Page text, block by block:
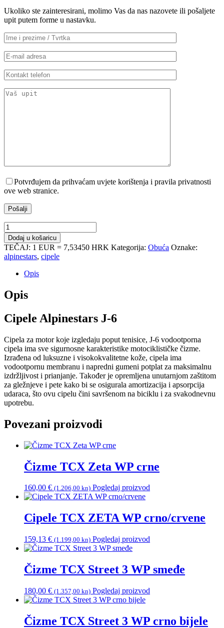
Ukoliko ste zainteresirani, molimo Vas da nas nazovete ili pošaljete
upit putem forme u nastavku.
Potvrđujem da prihvaćam uvjete korištenja i pravila privatnosti
ove web stranice.
Cipele
Alpinestars
J-
6
količina
Dodaj u košaricu
TEČAJ: 1 EUR = 7,53450 HRK Kategorija: Obuća Oznake:
alpinestars, cipele
Opis
Opis
Cipele Alpinestars J-6
Cipela za motor koje izgledaju poput tenisice, J-6 vodootporna
cipela ima sve sigurnosne karakteristike motociklističke čizme.
Izrađena od luksuzne i visokokvalitetne kože, cipela ima
vodootpornu membranu i napredni gumeni potplat za maksimalnu
izdržljivost i prianjanje. Također je opremljena unutarnjom zaštitom
za gležnjeve i pete kako bi se osigurala amortizacija i apsorpcija
udaraca, što ovu cipelu čini savršenom na biciklu i za svakodnevnu
upotrebu.
Povezani proizvodi
Čizme TCX Zeta WP crne
160,00 € (1.206,00 kn) Pogledaj proizvod
Cipele TCX ZETA WP crno/crvene
159,13 € (1.199,00 kn) Pogledaj proizvod
Čizme TCX Street 3 WP smeđe
180,00 € (1.357,00 kn) Pogledaj proizvod
Čizme TCX Street 3 WP crno bijele